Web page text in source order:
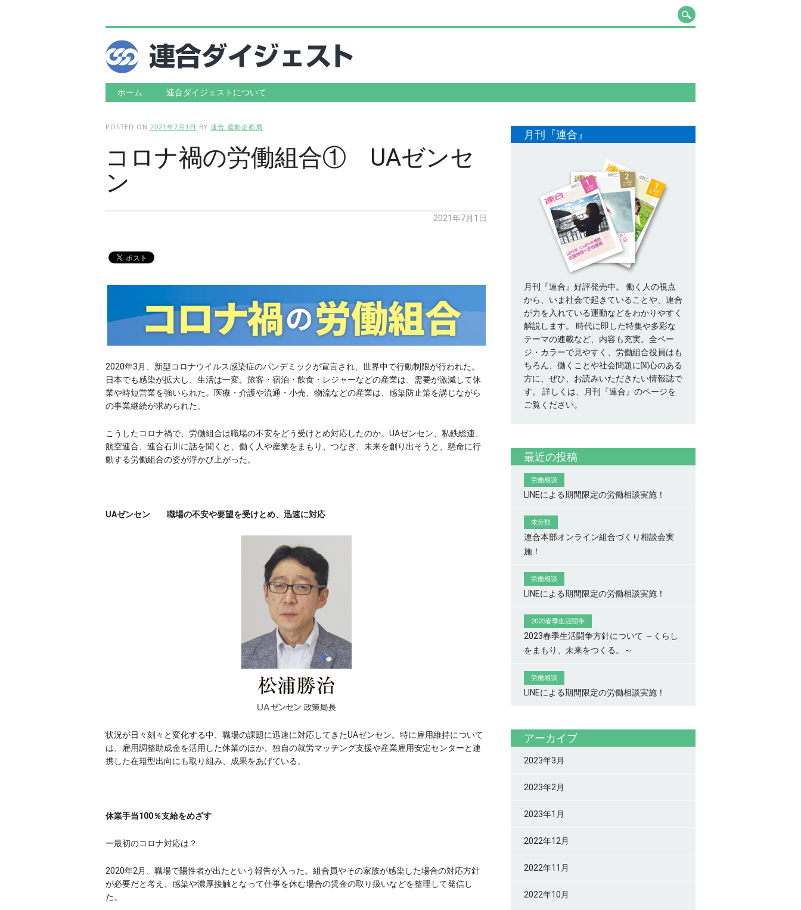
Main menu
Skip to content
ホーム 連合ダイジェストについて
POSTED ON 2021年7月1日 BY 連合 運動企画局
コロナ禍の労働組合① UAゼンセ
ン
2021年7月1日
2020年3月、新型コロナウイルス感染症のパンデミックが宣言され、世界中で行動制限が行われた。
日本でも感染が拡大し、生活は一変。旅客・宿泊・飲食・レジャーなどの産業は、需要が激減して休
業や時短営業を強いられた。医療・介護や流通・小売、物流などの産業は、感染防止策を講じながら
の事業継続が求められた。
こうしたコロナ禍で、労働組合は職場の不安をどう受けとめ対応したのか。UAゼンセン、私鉄総連、
航空連合、連合石川に話を聞くと、働く人や産業をまもり、つなぎ、未来を創り出そうと、懸命に行
動する労働組合の姿が浮かび上がった。
UAゼンセン 職場の不安や要望を受けとめ、迅速に対応
状況が日々刻々と変化する中、職場の課題に迅速に対応してきたU‌Aゼンセン。特に雇用維持について
は、雇用調整助成金を活用した休業のほか、独自の就労マッチング支援や産業雇用安定センターと連
携した在籍型出向にも取り組み、成果をあげている。
休業手当100％支給をめざす
ー最初のコロナ対応は？
2020年2月、職場で陽性者が出たという報告が入った。組合員やその家族が感染した場合の対応方針
が必要だと考え、感染や濃厚接触となって仕事を休む場合の賃金の取り扱いなどを整理して発信し
た。
月刊『連合』
月刊『連合』好評発売中。 働く人の視点
から、いま社会で起きていることや、連合
が力を入れている運動などをわかりやすく
解説します。 時代に即した特集や多彩な
テーマの連載など、内容も充実。全ペー
ジ・カラーで見やすく、労働組合役員はも
ちろん、働くことや社会問題に関心のある
方に、ぜひ、お読みいただきたい情報誌で
す。 詳しくは、月刊『連合』のページを
ご覧ください。
最近の投稿
労働相談
LINEによる期間限定の労働相談実施！
未分類
連合本部オンライン組合づくり相談会実
施！
労働相談
LINEによる期間限定の労働相談実施！
2023春季生活闘争
2023春季生活闘争方針について ～くらし
をまもり、未来をつくる。～
労働相談
LINEによる期間限定の労働相談実施！
アーカイブ
2023年3月
2023年2月
2023年1月
2022年12月
2022年11月
2022年10月